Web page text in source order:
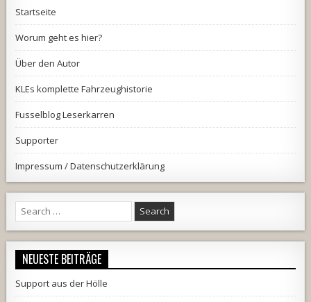
Startseite
Worum geht es hier?
Über den Autor
KLEs komplette Fahrzeughistorie
Fusselblog Leserkarren
Supporter
Impressum / Datenschutzerklärung
Search
for:
NEUESTE BEITRÄGE
Support aus der Hölle